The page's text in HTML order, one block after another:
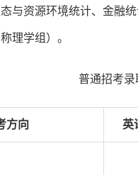
与资源环境统计、金融
理学组）。
普通招考录
方向 英